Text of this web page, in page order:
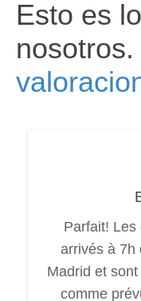
Esto es
nosotros.
Parfait! Les
arrivés à 7h
Madrid et
comme